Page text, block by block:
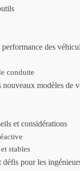
des
conduite
modèles de
et considérations
stables
défis pour les